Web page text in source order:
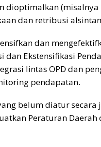
dioptimalkan
dan retribusi
dan
dan Ekstensifikasi
lintas OPD dan
pendapatan.
belum diatur secara
Peraturan Daerah